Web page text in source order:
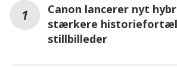
Canon lancerer nyt
stærkere
stillbilleder